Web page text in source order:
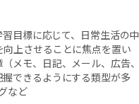
目標に応じて、日常生活の中
上させることに焦点を置い
メモ、日記、メール、広告、
できるようにする類型が多
など